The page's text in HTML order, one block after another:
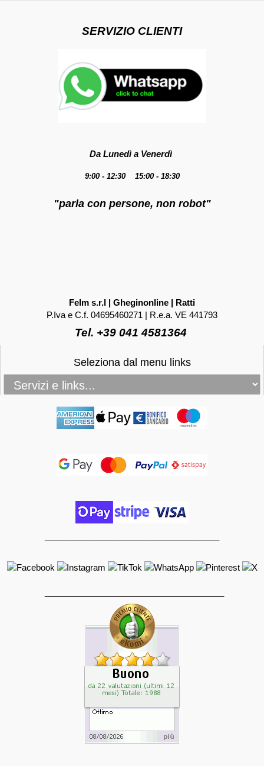
SERVIZIO CLIENTI
Da Lunedì a Venerdì
9:00 - 12:30 15:00 - 18:30
"parla con persone, non robot"
Felm s.r.l | Gheginonline | Ratti
P.Iva e C.f. 04695460271 | R.e.a. VE 441793
Tel. +39 041 4581364
Seleziona dal menu links